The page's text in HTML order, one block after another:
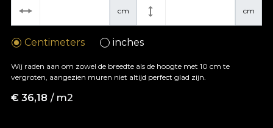
cm cm
Centimeters inches
Wij raden aan om zowel de breedte als de hoogte met 10 cm te
vergroten, aangezien muren niet altijd perfect glad zijn.
€ 36,18 / m2